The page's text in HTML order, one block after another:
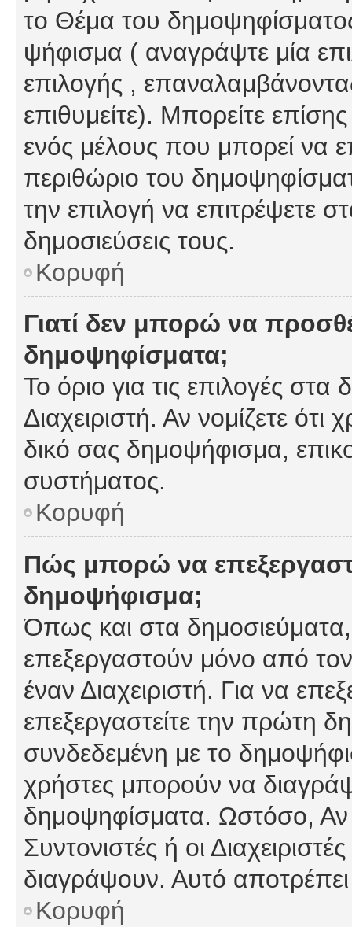
το Θέμα του
ψήφισμα ( αναγράψτε μία
επιλογής ,
επιθυμείτε). Μπορείτε
ενός μέλους που μπορεί να
περιθώριο του
την επιλογή να επιτρέψετε
δημοσιεύσεις τους.
Κορυφή
Γιατί δεν μπορώ να
δημοψηφίσματα;
Το όριο για τις επιλογές
Διαχειριστή. Αν νομίζετε ότι
δικό σας δημοψήφισμα,
συστήματος.
Κορυφή
Πώς μπορώ να
δημοψήφισμα;
Όπως και στα
επεξεργαστούν μόνο από
έναν Διαχειριστή. Για να
επεξεργαστείτε την πρώτη
συνδεδεμένη με το
χρήστες μπορούν να
δημοψηφίσματα. Ωστόσο, Αν
Συντονιστές ή οι
διαγράψουν. Αυτό
Κορυφή